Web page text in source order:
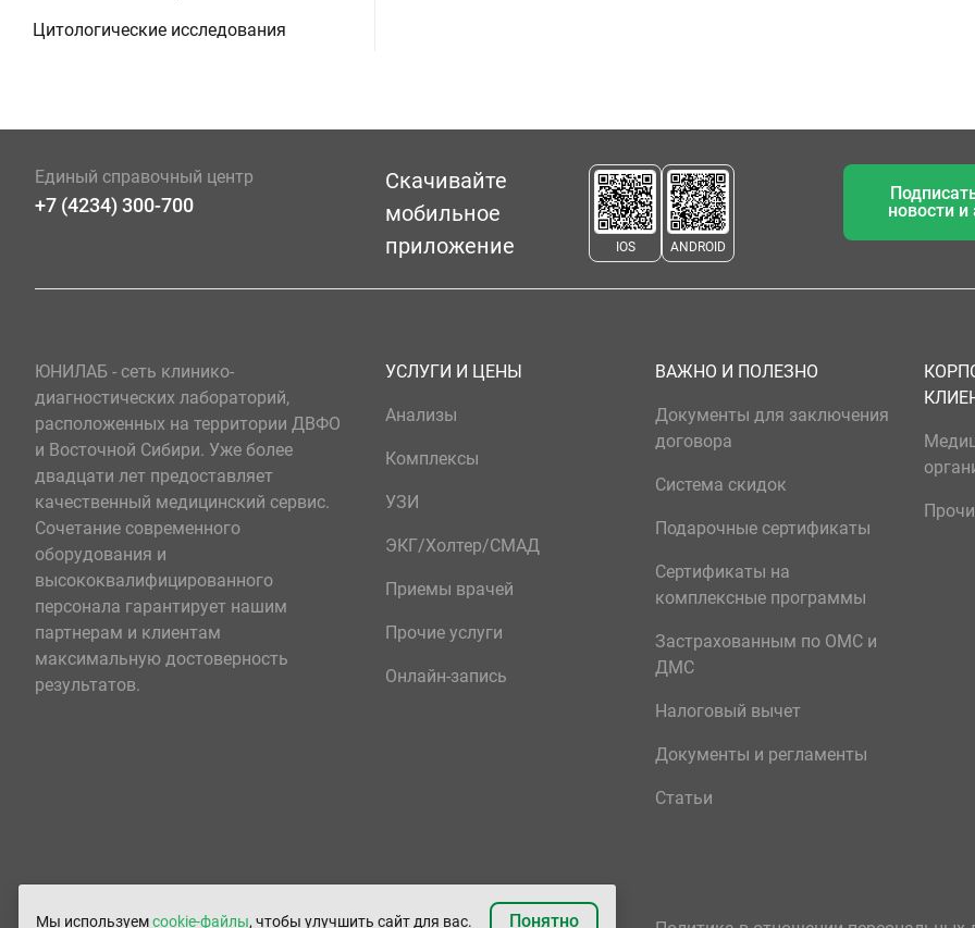
Цитологические исследования
Единый справочный центр
+7 (4234) 300-700
Скачивайте
мобильное
приложение
IOS ANDROID
новости и
ЮНИЛАБ - сеть клинико-
диагностических лабораторий,
расположенных на территории ДВФО
и Восточной Сибири. Уже более
двадцати лет предоставляет
качественный медицинский сервис.
Сочетание современного
оборудования и
высококвалифицированного
персонала гарантирует нашим
партнерам и клиентам
максимальную достоверность
результатов.
УСЛУГИ И ЦЕНЫ
Анализы
Комплексы
УЗИ
ЭКГ/Холтер/СМАД
Приемы врачей
Прочие услуги
Онлайн-запись
ВАЖНО И ПОЛЕЗНО
Документы для заключения
договора
Система скидок
Подарочные сертификаты
Сертификаты на
комплексные программы
Застрахованным по ОМС и
ДМС
Налоговый вычет
Документы и регламенты
Статьи
Мы используемcookie-файлы, чтобы улучшить сайт для вас. Понятно